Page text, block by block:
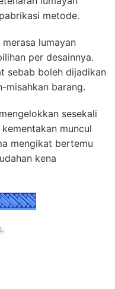
metode.
lumayan
per desainnya.
sebab boleh dijadikan
misahkan barang.
sesekali
muncul
mengikat bertemu
kena